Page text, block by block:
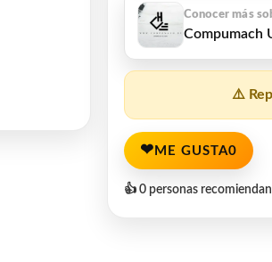
Compumach
⚠️
❤ ME GUSTA0
👍 0 personas